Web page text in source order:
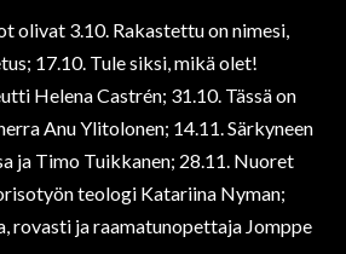
olivat 3.10. Rakastettu on nimesi,
17.10. Tule siksi, mikä olet!
Helena Castrén; 31.10. Tässä on
Anu Ylitolonen; 14.11. Särkyneen
ja Timo Tuikkanen; 28.11. Nuoret
teologi Katariina Nyman;
rovasti ja raamatunopettaja Jomppe